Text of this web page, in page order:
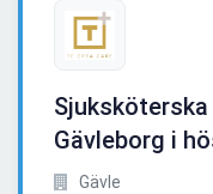
Gävleborg i
Gävle